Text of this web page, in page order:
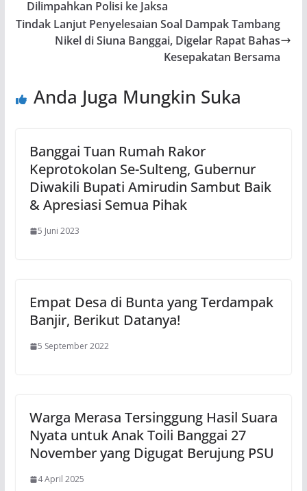
Dilimpahkan Polisi ke Jaksa
Tindak Lanjut Penyelesaian Soal Dampak Tambang
Nikel di Siuna Banggai, Digelar Rapat Bahas
Kesepakatan Bersama
Anda Juga Mungkin Suka
Banggai Tuan Rumah Rakor
Keprotokolan Se-Sulteng, Gubernur
Diwakili Bupati Amirudin Sambut Baik
& Apresiasi Semua Pihak
5 Juni 2023
Empat Desa di Bunta yang Terdampak
Banjir, Berikut Datanya!
5 September 2022
Warga Merasa Tersinggung Hasil Suara
Nyata untuk Anak Toili Banggai 27
November yang Digugat Berujung PSU
4 April 2025